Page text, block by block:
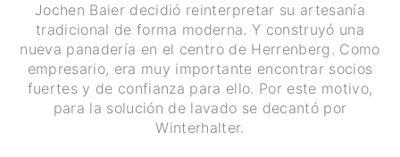
Jochen Baier decidió reinterpretar su artesanía
tradicional de forma moderna. Y construyó una
nueva panadería en el centro de Herrenberg. Como
empresario, era muy importante encontrar socios
fuertes y de confianza para ello. Por este motivo,
para la solución de lavado se decantó por
Winterhalter.